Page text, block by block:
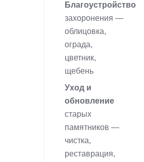
Благоустройство
захоронения —
облицовка,
ограда,
цветник,
щебень
Уход и
обновление
старых
памятников —
чистка,
реставрация,